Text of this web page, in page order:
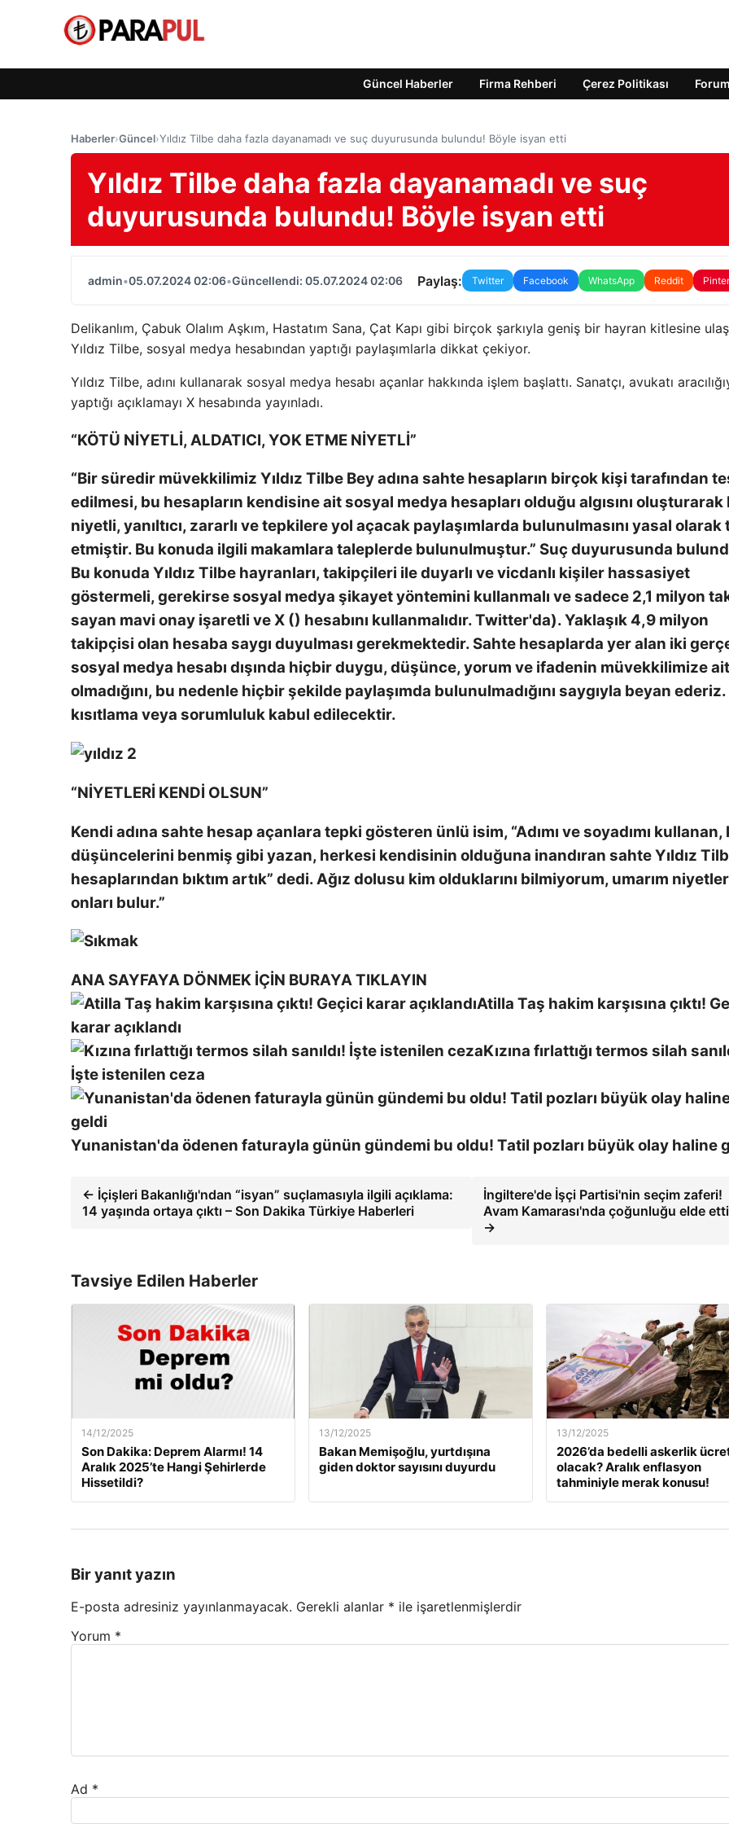
Güncel Haberler Firma Rehberi Çerez Politikası Forum
Haberler›Güncel›Yıldız Tilbe daha fazla dayanamadı ve suç duyurusunda bulundu! Böyle isyan etti
Yıldız Tilbe daha fazla dayanamadı ve suç
duyurusunda bulundu! Böyle isyan etti
admin•05.07.2024 02:06•Güncellendi: 05.07.2024 02:06 Paylaş: Twitter Facebook WhatsApp Reddit
Delikanlım, Çabuk Olalım Aşkım, Hastatım Sana, Çat Kapı gibi birçok şarkıyla geniş bir hayran kitlesine
Yıldız Tilbe, sosyal medya hesabından yaptığı paylaşımlarla dikkat çekiyor.
Yıldız Tilbe, adını kullanarak sosyal medya hesabı açanlar hakkında işlem başlattı. Sanatçı, avukatı
yaptığı açıklamayı X hesabında yayınladı.
“KÖTÜ NİYETLİ, ALDATICI, YOK ETME NİYETLİ”
“Bir süredir müvekkilimiz Yıldız Tilbe Bey adına sahte hesapların birçok kişi tarafından
edilmesi, bu hesapların kendisine ait sosyal medya hesapları olduğu algısını oluşturarak
niyetli, yanıltıcı, zararlı ve tepkilere yol açacak paylaşımlarda bulunulmasını yasal olarak
etmiştir. Bu konuda ilgili makamlara taleplerde bulunulmuştur.” Suç duyurusunda
Bu konuda Yıldız Tilbe hayranları, takipçileri ile duyarlı ve vicdanlı kişiler hassasiyet
göstermeli, gerekirse sosyal medya şikayet yöntemini kullanmalı ve sadece 2,1 milyon
sayan mavi onay işaretli ve X () hesabını kullanmalıdır. Twitter'da). Yaklaşık 4,9 milyon
takipçisi olan hesaba saygı duyulması gerekmektedir. Sahte hesaplarda yer alan iki
sosyal medya hesabı dışında hiçbir duygu, düşünce, yorum ve ifadenin müvekkilimize ait
olmadığını, bu nedenle hiçbir şekilde paylaşımda bulunulmadığını saygıyla beyan
kısıtlama veya sorumluluk kabul edilecektir.
“NİYETLERİ KENDİ OLSUN”
Kendi adına sahte hesap açanlara tepki gösteren ünlü isim, “Adımı ve soyadımı kullanan,
düşüncelerini benmiş gibi yazan, herkesi kendisinin olduğuna inandıran sahte Yıldız
hesaplarından bıktım artık” dedi. Ağız dolusu kim olduklarını bilmiyorum, umarım
onları bulur.”
ANA SAYFAYA DÖNMEK İÇİN BURAYA TIKLAYIN
Atilla Taş hakim karşısına çıktı!
karar açıklandı
Kızına fırlattığı termos silah
İşte istenilen ceza
Yunanistan'da ödenen faturayla günün gündemi bu oldu! Tatil pozları büyük olay haline
← İçişleri Bakanlığı'ndan “isyan” suçlamasıyla ilgili açıklama:
14 yaşında ortaya çıktı – Son Dakika Türkiye Haberleri
İngiltere'de İşçi Partisi'nin seçim zaferi!
Avam Kamarası'nda çoğunluğu elde
→
Tavsiye Edilen Haberler
14/12/2025
Son Dakika: Deprem Alarmı! 14
Aralık 2025’te Hangi Şehirlerde
Hissetildi?
13/12/2025
Bakan Memişoğlu, yurtdışına
giden doktor sayısını duyurdu
13/12/2025
2026’da bedelli askerlik
olacak? Aralık enflasyon
tahminiyle merak konusu!
Bir yanıt yazın
E-posta adresiniz yayınlanmayacak. Gerekli alanlar * ile işaretlenmişlerdir
Yorum *
Ad *